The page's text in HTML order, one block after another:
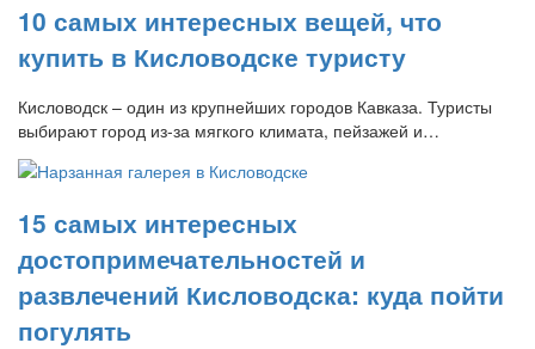
10 самых интересных вещей, что
купить в Кисловодске туристу
Кисловодск – один из крупнейших городов Кавказа. Туристы
выбирают город из-за мягкого климата, пейзажей и…
15 самых интересных
достопримечательностей и
развлечений Кисловодска: куда пойти
погулять